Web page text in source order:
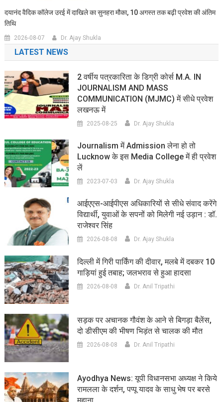
दयानंद वैदिक कॉलेज उरई में दाखिले का सुनहरा मौका, 10 अगस्त तक बढ़ी प्रवेश की अंतिम
तिथि
2026-08-07 Dr. Ajay Shukla
LATEST NEWS
2 वर्षीय पत्रकारिता के डिग्री कोर्स M.A. IN
JOURNALISM AND MASS
COMMUNICATION (MJMC) में सीधे प्रवेश
लखनऊ में
2025-08-25 Dr. Ajay Shukla
Journalism में Admission लेना हो तो
Lucknow के इस Media College में ही प्रवेश
लें
2023-07-03 Dr. Ajay Shukla
आईएएस-आईपीएस अधिकारियों से सीधे संवाद करेंगे
विद्यार्थी, युवाओं के सपनों को मिलेगी नई उड़ान : डॉ.
राजेश्वर सिंह
2026-08-08 Dr. Ajay Shukla
दिल्ली में गिरी पार्किंग की दीवार, मलबे में दबकर 10
गाड़ियां हुई तबाह; जलभराव से हुआ हादसा
2026-08-08 Dr. Anil Tripathi
सड़क पर अचानक गौवंश के आने से बिगड़ा बैलेंस,
दो डीसीएम की भीषण भिड़ंत से चालक की मौत
2026-08-08 Dr. Anil Tripathi
Ayodhya News: यूपी विधानसभा अध्यक्ष ने किये
रामलला के दर्शन, पप्पू यादव के साधु भेष पर बरसे